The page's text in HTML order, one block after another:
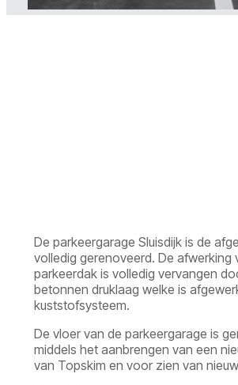
De parkeergarage Sluisdijk is de
volledig gerenoveerd. De afwerking
parkeerdak is volledig vervangen
betonnen druklaag welke is
kuststofsysteem.
De vloer van de parkeergarage is
middels het aanbrengen van een
van Topskim en voor zien van